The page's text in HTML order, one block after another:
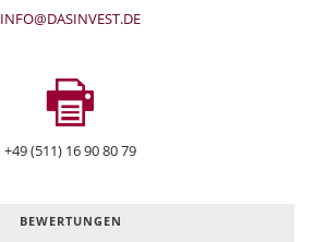
INFO@DASINVEST.DE
+49 (511) 16 90 80 79
BEWERTUNGEN